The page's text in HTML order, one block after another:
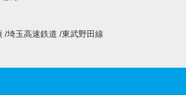
埼玉高速鉄道 東武野田線